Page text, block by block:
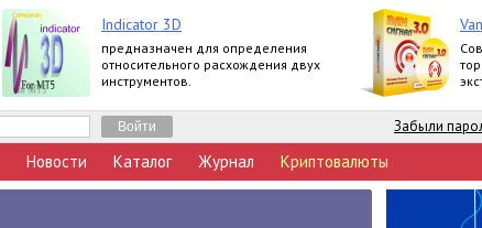
Indicator 3D
предназначен для определения
относительного расхождения двух
инструментов.
Забыли
Новости Каталог Журнал Криптовалюты